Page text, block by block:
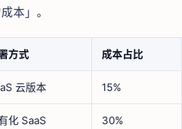
本」。
方式 成本占比
云版本 15%
化 SaaS 30%